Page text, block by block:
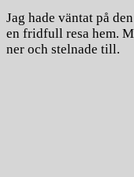
Jag hade väntat på
en fridfull resa hem.
ner och stelnade till.